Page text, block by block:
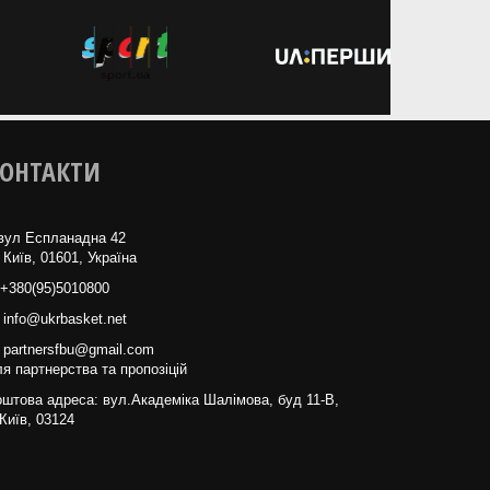
Еспланадна 42
01601, Україна
+380(95)5010800
info@ukrbasket.net
partnersfbu@gmail.com
партнерства та пропозіцій
адреса: вул.Академіка Шалімова, буд 11-В,
03124